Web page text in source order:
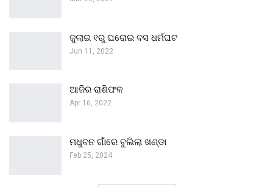
ଜୁଲାଇ ୧ରୁ ଘରୋଇ ବସ ଧର୍ମଘଟ
Jun 11, 2022
ଆଜିର ରାଶିଫଳ
Apr 16, 2022
ମଧୁବନ ଗାଁରେ ବୁଲିଲା ଖଣ୍ଡା
Feb 25, 2024